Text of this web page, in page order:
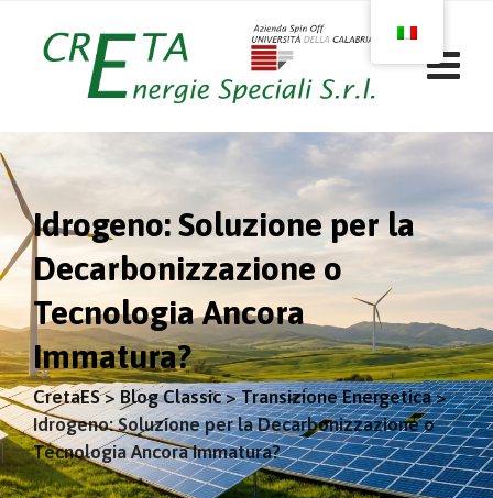
content
Idrogeno: Soluzione per la
Decarbonizzazione o
Tecnologia Ancora
Immatura?
CretaES> Blog Classic>Transizione Energetica>
Idrogeno: Soluzione per la Decarbonizzazione o
Tecnologia Ancora Immatura?